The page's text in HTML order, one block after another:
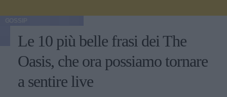
Le 10 più belle frasi dei The
Oasis, che ora possiamo tornare
a sentire live